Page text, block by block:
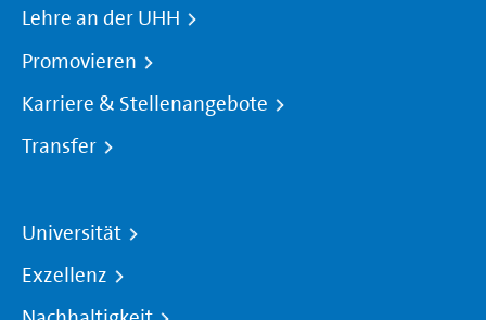
Lehre an der UHH
Promovieren
Karriere & Stellenangebote
Transfer
Universität
Exzellenz